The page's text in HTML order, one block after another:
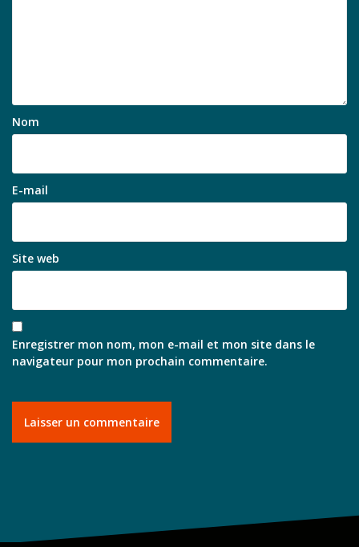
Nom
E-mail
Site web
Enregistrer mon nom, mon e-mail et mon site dans le
navigateur pour mon prochain commentaire.